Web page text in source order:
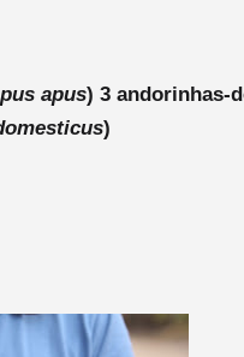
apus) 3 andorinhas-
)